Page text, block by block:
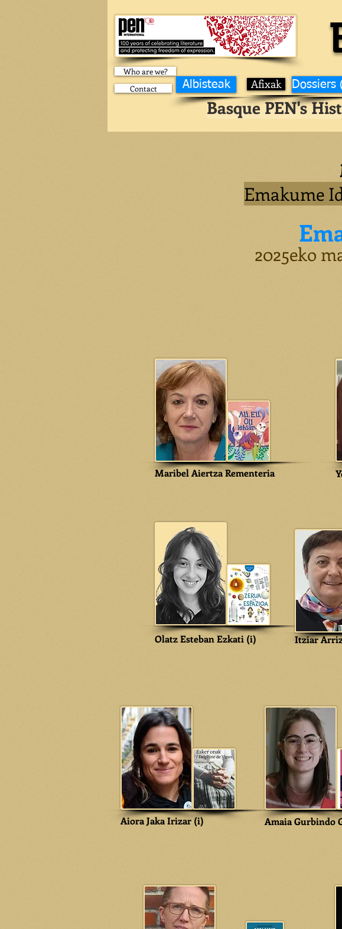
Who are we?
Contact
Albisteak Afixak Dossiers
Basque PEN's
Emakume
2025eko
Maribel Aiertza Rementeria
Olatz Esteban Ezkati (i) Itziar
Aiora Jaka Irizar (i) Amaia Gurbindo